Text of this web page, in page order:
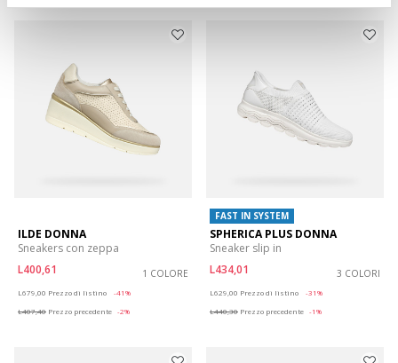
ILDE DONNA
Sneakers con zeppa
L400,61
1 COLORE
L679,00 Prezzo di listino
-41%
L407,40 Prezzo precedente -2%
FAST IN SYSTEM
SPHERICA PLUS DONNA
Sneaker slip in
L434,01
3 COLORI
L629,00 Prezzo di listino
-31%
L440,30 Prezzo precedente -1%